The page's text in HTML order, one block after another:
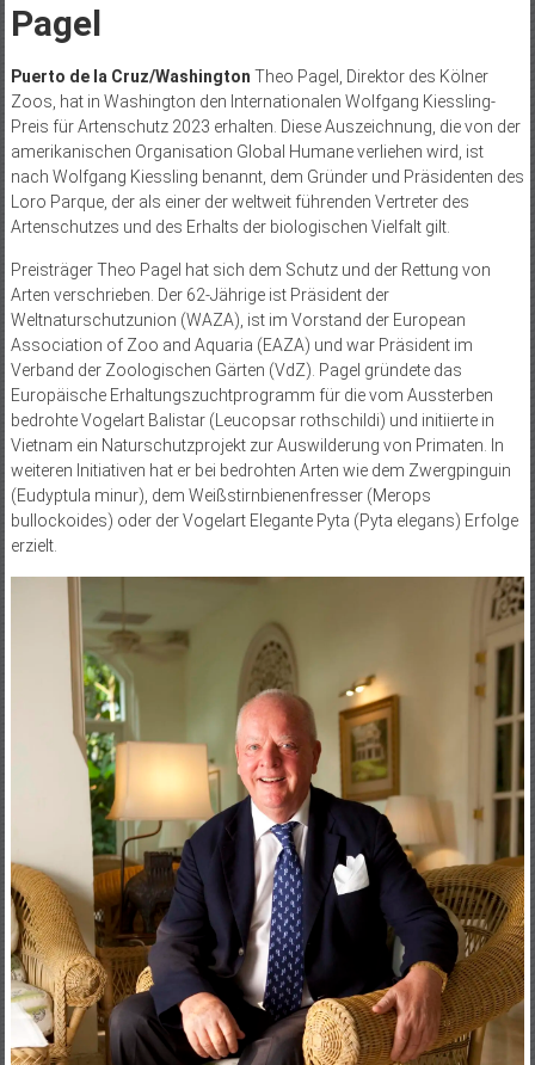
Pagel
Puerto de la Cruz/Washington Theo Pagel, Direktor des Kölner
Zoos, hat in Washington den Internationalen Wolfgang Kiessling-
Preis für Artenschutz 2023 erhalten. Diese Auszeichnung, die von der
amerikanischen Organisation Global Humane verliehen wird, ist
nach Wolfgang Kiessling benannt, dem Gründer und Präsidenten des
Loro Parque, der als einer der weltweit führenden Vertreter des
Artenschutzes und des Erhalts der biologischen Vielfalt gilt.
Preisträger Theo Pagel hat sich dem Schutz und der Rettung von
Arten verschrieben. Der 62-Jährige ist Präsident der
Weltnaturschutzunion (WAZA), ist im Vorstand der European
Association of Zoo and Aquaria (EAZA) und war Präsident im
Verband der Zoologischen Gärten (VdZ). Pagel gründete das
Europäische Erhaltungszuchtprogramm für die vom Aussterben
bedrohte Vogelart Balistar (Leucopsar rothschildi) und initiierte in
Vietnam ein Naturschutzprojekt zur Auswilderung von Primaten. In
weiteren Initiativen hat er bei bedrohten Arten wie dem Zwergpinguin
(Eudyptula minur), dem Weißstirnbienenfresser (Merops
bullockoides) oder der Vogelart Elegante Pyta (Pyta elegans) Erfolge
erzielt.